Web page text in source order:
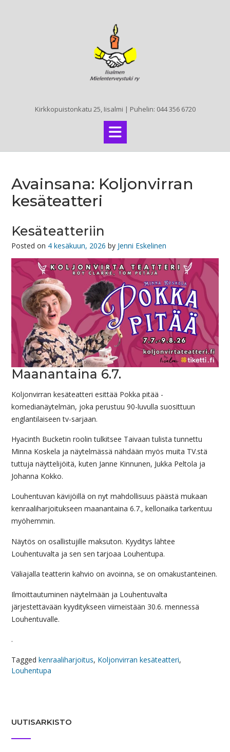
Kirkkopuistonkatu 25, Iisalmi | Puhelin: 044 356 6720
Avainsana: Koljonvirran
kesäteatteri
Kesäteatteriin
Posted on 4 kesäkuun, 2026 by Jenni Eskelinen
Maanantaina 6.7.
Koljonvirran kesäteatteri esittää Pokka pitää -
komedianäytelmän, joka perustuu 90-luvulla suosittuun
englantilaiseen tv-sarjaan.
Hyacinth Bucketin roolin tulkitsee Taivaan tulista tunnettu
Minna Koskela ja näytelmässä nähdään myös muita TV.stä
tuttuja näyttelijöitä, kuten Janne Kinnunen, Jukka Peltola ja
Johanna Kokko.
Louhentuvan kävijöillä on nyt mahdollisuus päästä mukaan
kenraaliharjoitukseen maanantaina 6.7., kellonaika tarkentuu
myöhemmin.
Näytös on osallistujille maksuton. Kyyditys lähtee
Louhentuvalta ja sen sen tarjoaa Louhentupa.
Väliajalla teatterin kahvio on avoinna, se on omakustanteinen.
Ilmoittautuminen näytelmään ja Louhentuvalta
järjestettävään kyyditykseen viimeistään 30.6. mennessä
Louhentuvalle.
.
Tagged kenraaliharjoitus, Koljonvirran kesäteatteri,
Louhentupa
UUTISARKISTO